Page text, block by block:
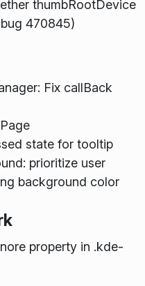
thumbRootDevice
470845)
Fix callBack
state for tooltip
prioritize user
background color
property in .kde-